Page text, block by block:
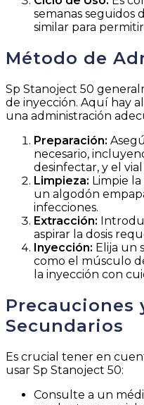
semanas seguidos
similar para
Método de
Sp Stanoject 50
de inyección. Aquí hay
una administración
Preparación:
necesario,
desinfectar, y el
Limpieza: Limpie
un algodón
infecciones.
Extracción:
aspirar la dosis
Inyección: Elija un
como el músculo
la inyección con
Precauciones
Secundarios
Es crucial tener en
usar Sp Stanoject 50:
Consulte a un